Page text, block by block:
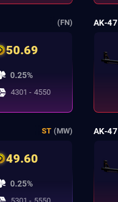
(FN)
50.69
0.25%
4301 - 4550
AK-47
ST (MW)
49.60
0.25%
AK-47